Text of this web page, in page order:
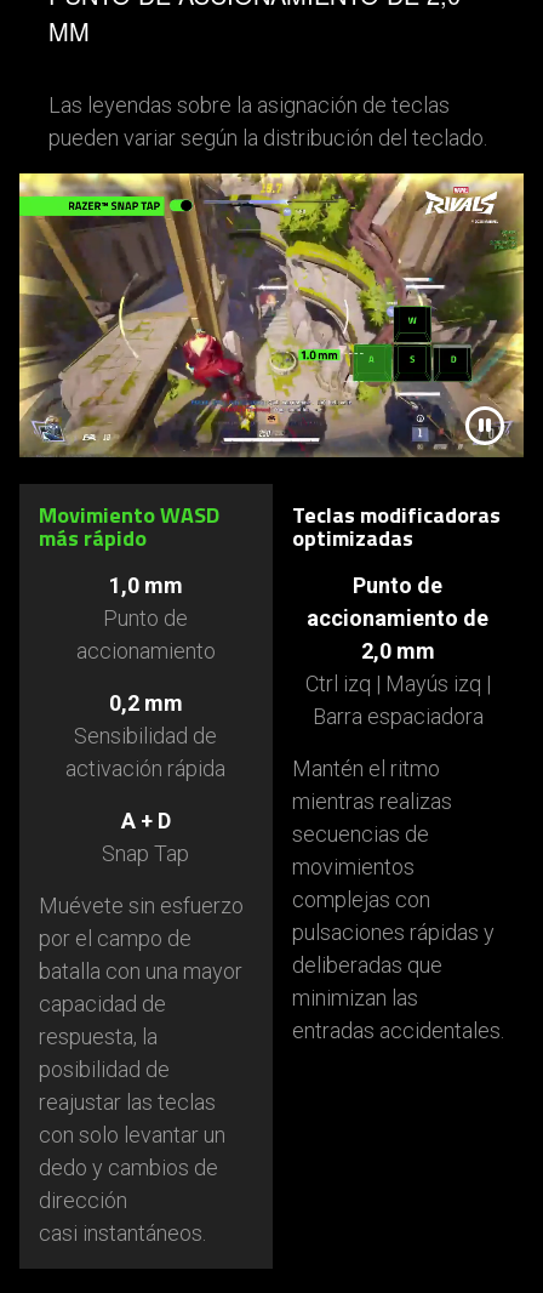
MM
Las leyendas sobre la asignación de teclas
pueden variar según la distribución del teclado.
This
carousel.
Use
control
buttons
display
the
relatedMovimiento WASD
más rápido
1,0 mm
Punto de
accionamiento
0,2 mm
Sensibilidad de
activación rápida
A + D
Snap Tap
Muévete sin esfuerzo
por el campo de
batalla con una mayor
capacidad de
respuesta, la
posibilidad de
reajustar las teclas
con solo levantar un
dedo y cambios de
dirección
casi instantáneos.
Teclas modificadoras
optimizadas
Punto de
accionamiento de
2,0 mm
Ctrl izq | Mayús izq |
Barra espaciadora
Mantén el ritmo
mientras realizas
secuencias de
movimientos
complejas con
pulsaciones rápidas y
deliberadas que
minimizan las
entradas accidentales.